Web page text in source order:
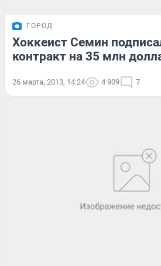
ГОРОД
Хоккеист Семин
контракт на 35 млн
26 марта, 2013, 14:24 4 909 7